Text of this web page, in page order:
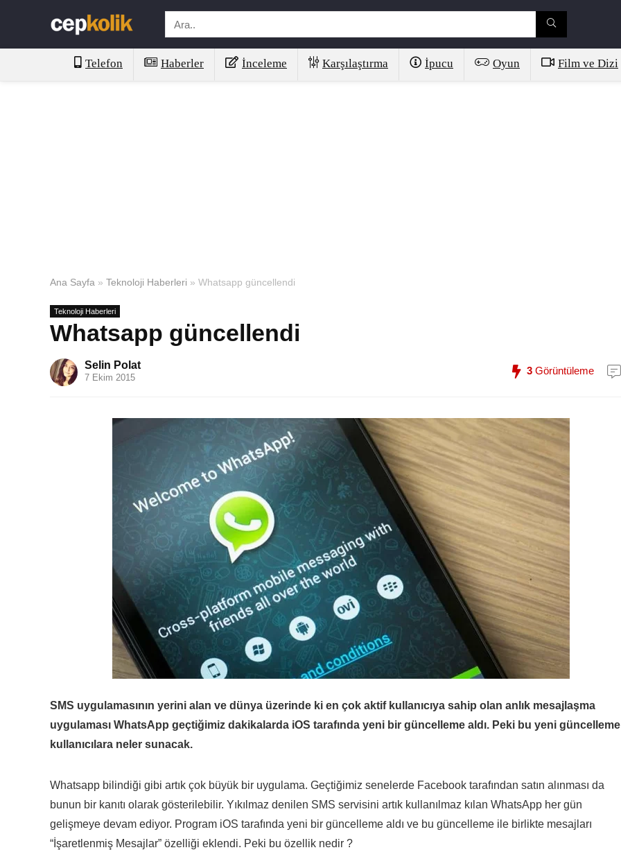
Telefon Haberler İnceleme Karşılaştırma İpucu Oyun Film ve Dizi
Ana Sayfa » Teknoloji Haberleri » Whatsapp güncellendi
Teknoloji Haberleri
Whatsapp güncellendi
Selin Polat
7 Ekim 2015
3 Görüntüleme
SMS uygulamasının yerini alan ve dünya üzerinde ki en çok aktif kullanıcıya sahip olan anlık mesajlaşma
uygulaması WhatsApp geçtiğimiz dakikalarda iOS tarafında yeni bir güncelleme aldı. Peki bu yeni güncelleme
kullanıcılara neler sunacak.
Whatsapp bilindiği gibi artık çok büyük bir uygulama. Geçtiğimiz senelerde Facebook tarafından satın alınması da
bunun bir kanıtı olarak gösterilebilir. Yıkılmaz denilen SMS servisini artık kullanılmaz kılan WhatsApp her gün
gelişmeye devam ediyor. Program iOS tarafında yeni bir güncelleme aldı ve bu güncelleme ile birlikte mesajları
“İşaretlenmiş Mesajlar” özelliği eklendi. Peki bu özellik nedir ?